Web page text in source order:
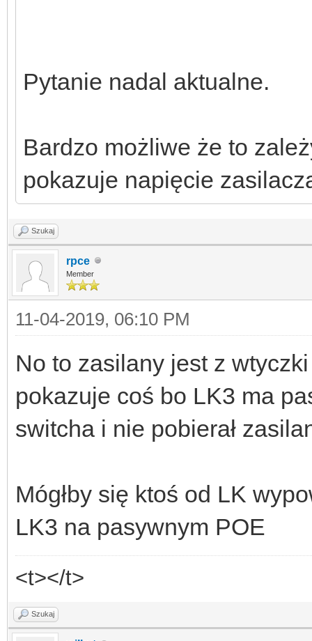
Pytanie nadal aktualne.
Bardzo możliwe że to
pokazuje napięcie
Szukaj
rpce
Member
11-04-2019, 06:10 PM
No to zasilany jest z
pokazuje coś bo LK3 ma
switcha i nie pobierał
Mógłby się ktoś od LK
LK3 na pasywnym POE
<t></t>
Szukaj